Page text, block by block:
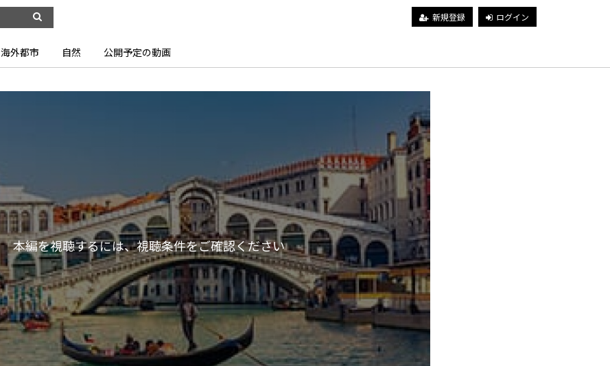
新規登録 ログイン
海外都市 自然 公開予定の動画
本編を視聴するには、視聴条件をご確認ください